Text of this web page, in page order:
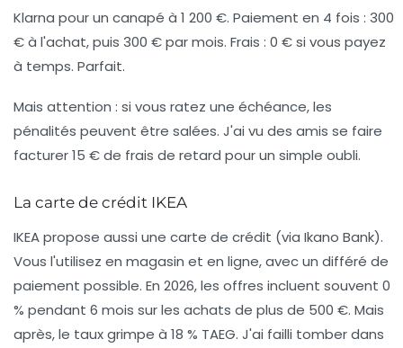
Klarna pour un canapé à 1 200 €. Paiement en 4 fois : 300
€ à l'achat, puis 300 € par mois. Frais : 0 € si vous payez
à temps. Parfait.
Mais attention : si vous ratez une échéance, les
pénalités peuvent être salées. J'ai vu des amis se faire
facturer 15 € de frais de retard pour un simple oubli.
La carte de crédit IKEA
IKEA propose aussi une carte de crédit (via Ikano Bank).
Vous l'utilisez en magasin et en ligne, avec un différé de
paiement possible. En 2026, les offres incluent souvent 0
% pendant 6 mois sur les achats de plus de 500 €. Mais
après, le taux grimpe à 18 % TAEG. J'ai failli tomber dans